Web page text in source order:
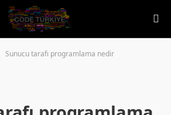
Sunucu tarafı programlama nedir